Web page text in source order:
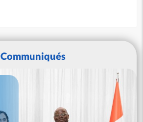
Communiqués